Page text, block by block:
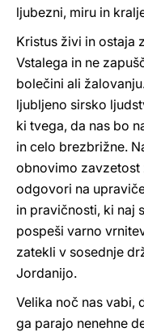
ljubezni, miru in
Kristus živi in ostaja
Vstalega in ne
bolečini ali
ljubljeno sirsko
ki tvega, da nas bo
in celo brezbrižne.
obnovimo zavzetost
odgovori na
in pravičnosti, ki naj
pospeši varno
zatekli v sosednje
Jordanijo.
Velika noč nas vabi,
ga parajo nenehne